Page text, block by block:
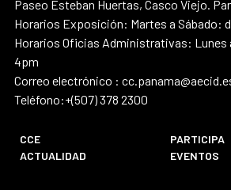
Paseo Esteban Huertas, Casco Viejo.
Horarios Exposición: Martes a Sábado:
Horarios Oficias Administrativas: Lunes
4pm
Correo electrónico :
Teléfono:+(507) 378 2300
CCE
PARTICIPA
ACTUALIDAD
EVENTOS